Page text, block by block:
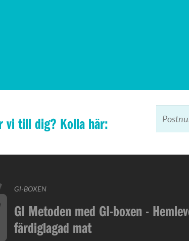
vi till dig? Kolla här:
GI-BOXEN
GI Metoden med GI-boxen -
färdiglagad mat